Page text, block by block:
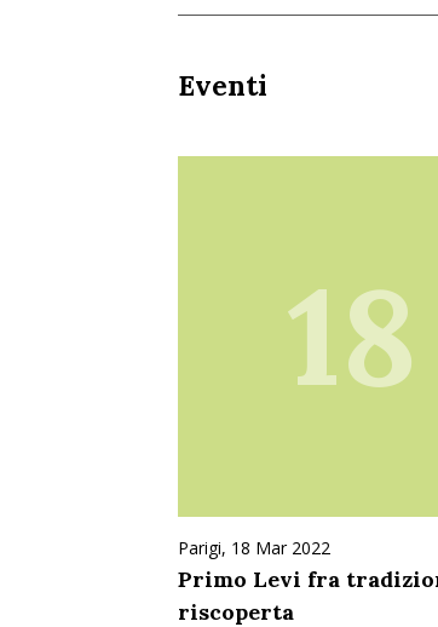
Eventi
18
Parigi, 18 Mar 2022
Primo Levi fra
riscoperta